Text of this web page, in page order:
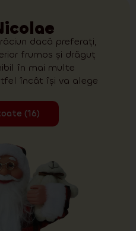
dacă preferați,
frumos și drăguț
în mai multe
încât își va alege
(16)